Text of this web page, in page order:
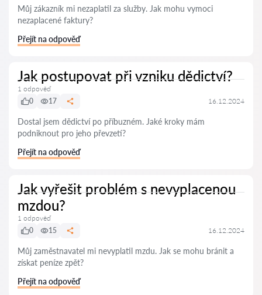
Můj zákazník mi nezaplatil za služby. Jak mohu vymoci
nezaplacené faktury?
Přejít na odpověď
Jak postupovat při vzniku dědictví?
1 odpověď
0
17 16.12.2024
Dostal jsem dědictví po příbuzném. Jaké kroky mám
podniknout pro jeho převzetí?
Přejít na odpověď
Jak vyřešit problém s nevyplacenou
mzdou?
1 odpověď
0
15 16.12.2024
Můj zaměstnavatel mi nevyplatil mzdu. Jak se mohu bránit a
získat peníze zpět?
Přejít na odpověď